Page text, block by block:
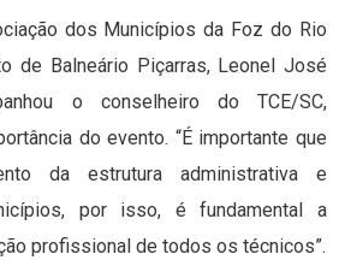
dos Municípios da Foz do Rio
de Balneário Piçarras, Leonel José
o conselheiro do TCE/SC,
do evento. “É importante que
da estrutura administrativa e
por isso, é fundamental a
profissional de todos os técnicos”.